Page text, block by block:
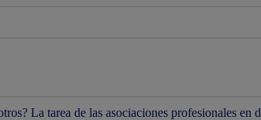
La tarea de las asociaciones profesionales en